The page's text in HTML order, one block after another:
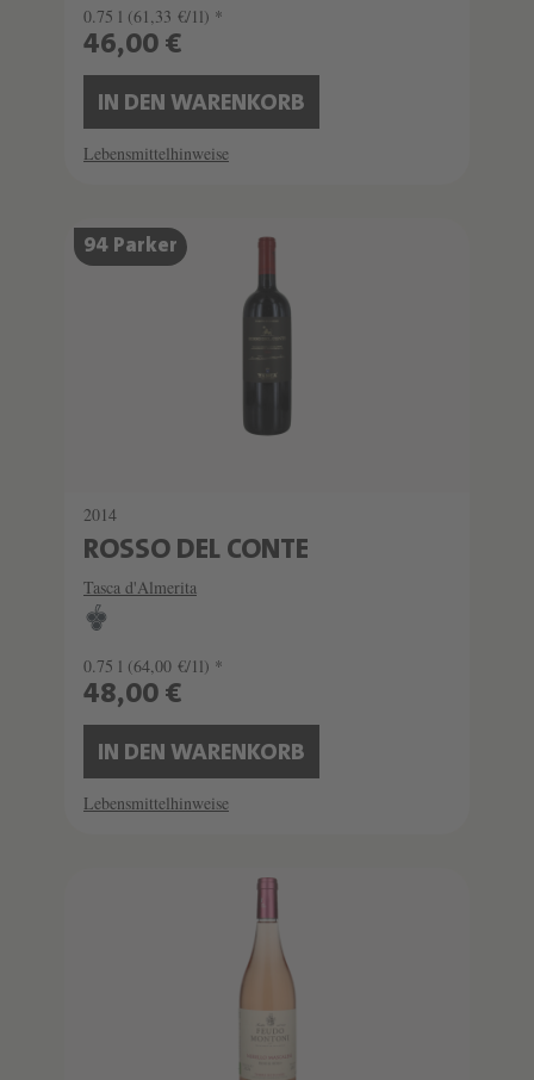
0.75 l (61,33 €/1l) *
46,00 €
IN DEN WARENKORB
Lebensmittelhinweise
94 Parker
2014
ROSSO DEL CONTE
Tasca d'Almerita
0.75 l (64,00 €/1l) *
48,00 €
IN DEN WARENKORB
Lebensmittelhinweise